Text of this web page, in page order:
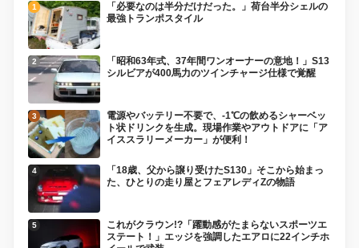
「必要なのは半分だけだった。」荷台半分シェルの
最強トランポスタイル
「昭和63年式、37年間ワンオーナーの意地！」S13
シルビアが400馬力のツインチャージ仕様で覚醒
電源やバッテリー不要で、-1℃の飲めるシャーベッ
ト状ドリンクを生成。現場作業やアウトドアに「ア
イススラリーメーカー」が便利！
「18歳、父から譲り受けたS130」そこから始まっ
た、ひとりの走り屋とフェアレディZの物語
これがクラウン!?「躍動感がたまらないスポーツエ
ステート！」エッジを強調したエアロに22インチホ